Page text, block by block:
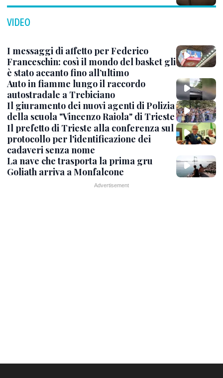
VIDEO
I messaggi di affetto per Federico
Franceschin: così il mondo del basket gli
è stato accanto fino all’ultimo
Auto in fiamme lungo il raccordo
autostradale a Trebiciano
Il giuramento dei nuovi agenti di Polizia
della scuola "Vincenzo Raiola" di Trieste
Il prefetto di Trieste alla conferenza sul
protocollo per l'identificazione dei
cadaveri senza nome
La nave che trasporta la prima gru
Goliath arriva a Monfalcone